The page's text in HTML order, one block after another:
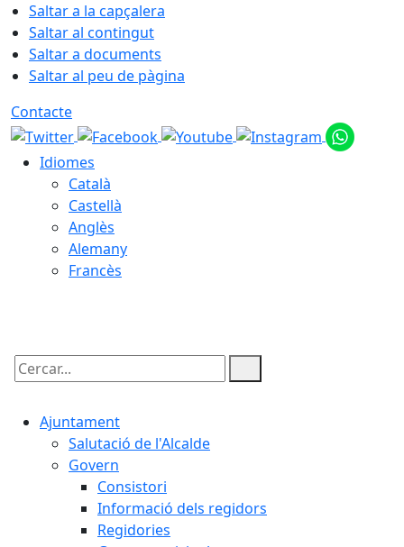
Saltar a la capçalera
Saltar al contingut
Saltar a documents
Saltar al peu de pàgina
Contacte
Idiomes
Català
Castellà
Anglès
Alemany
Francès
Cercar:
Ajuntament
Salutació de l'Alcalde
Govern
Consistori
Informació dels regidors
Regidories